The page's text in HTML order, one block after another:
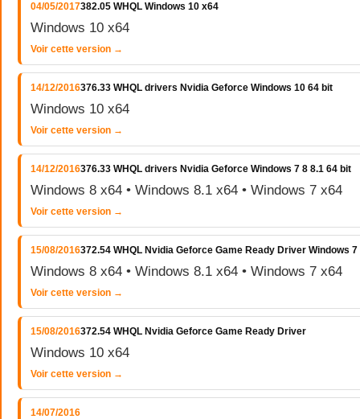
04/05/2017382.05 WHQL Windows 10 x64
Windows 10 x64
Voir cette version →
14/12/2016376.33 WHQL drivers Nvidia Geforce Windows 10 64 bit
Windows 10 x64
Voir cette version →
14/12/2016376.33 WHQL drivers Nvidia Geforce Windows 7 8 8.1 64 bit
Windows 8 x64 • Windows 8.1 x64 • Windows 7 x64
Voir cette version →
15/08/2016372.54 WHQL Nvidia Geforce Game Ready Driver Windows 7
Windows 8 x64 • Windows 8.1 x64 • Windows 7 x64
Voir cette version →
15/08/2016372.54 WHQL Nvidia Geforce Game Ready Driver
Windows 10 x64
Voir cette version →
14/07/2016